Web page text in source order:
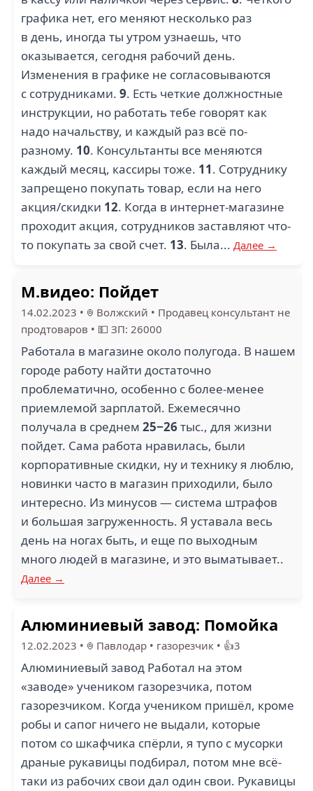
графика нет, его меняют несколько раз
в день, иногда ты утром узнаешь, что
оказывается, сегодня рабочий день.
Изменения в графике не согласовываются
с сотрудниками. 9. Есть четкие должностные
инструкции, но работать тебе говорят как
надо начальству, и каждый раз всё по-
разному. 10. Консультанты все меняются
каждый месяц, кассиры тоже. 11. Сотруднику
запрещено покупать товар, если на него
акция/скидки 12. Когда в интернет-магазине
проходит акция, сотрудников заставляют что-
то покупать за свой счет. 13. Была... Далее →
М.видео: Пойдет
14.02.2023 • Волжский • Продавец консультант не
продтоваров • 💵 ЗП: 26000
Работала в магазине около полугода. В нашем
городе работу найти достаточно
проблематично, особенно с более-менее
приемлемой зарплатой. Ежемесячно
получала в среднем 25−26 тыс., для жизни
пойдет. Сама работа нравилась, были
корпоративные скидки, ну и технику я люблю,
новинки часто в магазин приходили, было
интересно. Из минусов — система штрафов
и большая загруженность. Я уставала весь
день на ногах быть, и еще по выходным
много людей в магазине, и это выматывает..
Далее →
Алюминиевый завод: Помойка
12.02.2023 • Павлодар • газорезчик • 👍3
Алюминиевый завод Работал на этом
«заводе» учеником газорезчика, потом
газорезчиком. Когда учеником пришёл, кроме
робы и сапог ничего не выдали, которые
потом со шкафчика спёрли, я тупо с мусорки
драные рукавицы подбирал, потом мне всё-
таки из рабочих свои дал один свои. Рукавицы